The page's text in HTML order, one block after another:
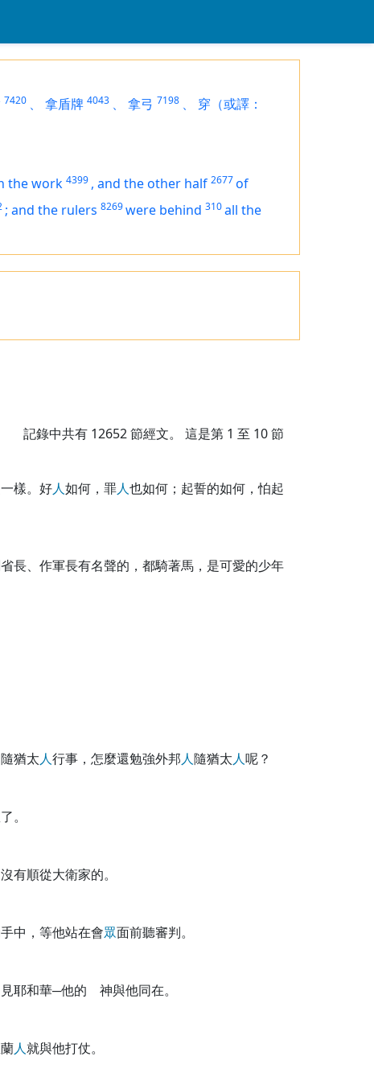
7420 、 拿盾牌 4043 、 拿弓 7198 、
穿（或譯：
the work 4399 , and the other half 2677of
; and the rulers 8269were behind 310all the
記錄中共有 12652節經文。 這是第 1 至 10 節
樣。好人如何，罪人也如何；起誓的如何，怕起
長、作軍長有名聲的，都騎著馬，是可愛的少年
猶太人行事，怎麼還勉強外邦人隨猶太人呢？
。
有順從大衛家的。
中，等他站在會眾面前聽審判。
耶和華─他的 神與他同在。
人就與他打仗。